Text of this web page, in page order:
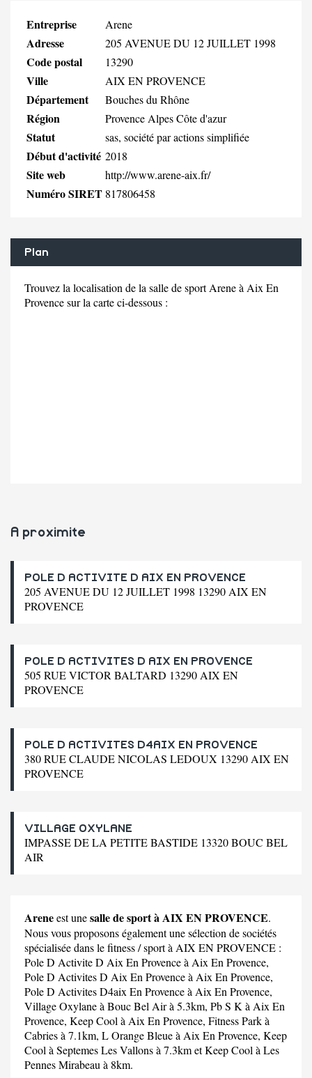
Entreprise Arene
Adresse 205 AVENUE DU 12 JUILLET 1998
Code postal 13290
Ville AIX EN PROVENCE
Département Bouches du Rhône
Région Provence Alpes Côte d'azur
Statut sas, société par actions simplifiée
Début d'activité 2018
Site web http://www.arene-aix.fr/
Numéro SIRET 817806458
Plan
Trouvez la localisation de la salle de sport Arene à Aix En
Provence sur la carte ci-dessous :
A proximite
POLE D ACTIVITE D AIX EN PROVENCE
205 AVENUE DU 12 JUILLET 1998 13290 AIX EN
PROVENCE
POLE D ACTIVITES D AIX EN PROVENCE
505 RUE VICTOR BALTARD 13290 AIX EN
PROVENCE
POLE D ACTIVITES D4AIX EN PROVENCE
380 RUE CLAUDE NICOLAS LEDOUX 13290 AIX EN
PROVENCE
VILLAGE OXYLANE
IMPASSE DE LA PETITE BASTIDE 13320 BOUC BEL
AIR
Areneest unesalle de sport à AIX EN PROVENCE.
Nous vous proposons également une sélection de sociétés
spécialisée dans le fitness / sport à AIX EN PROVENCE :
Pole D Activite D Aix En Provenceà Aix En Provence,
Pole D Activites D Aix En Provenceà Aix En Provence,
Pole D Activites D4aix En Provenceà Aix En Provence,
Village Oxylaneà Bouc Bel Air à 5.3km, Pb S K à Aix En
Provence, Keep Cool à Aix En Provence, Fitness Parkà
Cabries à 7.1km, L Orange Bleueà Aix En Provence, Keep
Cool à Septemes Les Vallons à 7.3km etKeep Cool à Les
Pennes Mirabeau à 8km.